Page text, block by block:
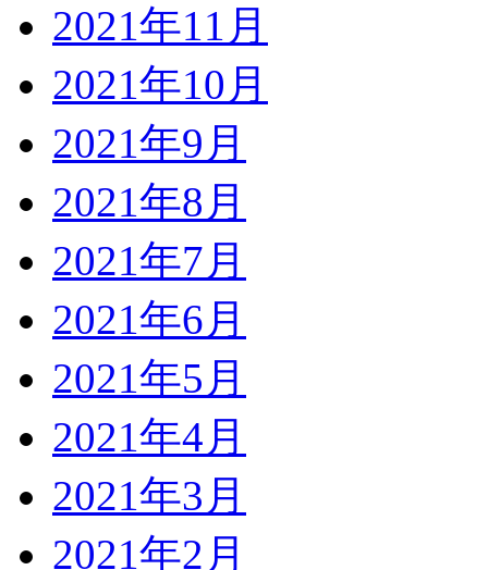
2021年11月
2021年10月
2021年9月
2021年8月
2021年7月
2021年6月
2021年5月
2021年4月
2021年3月
2021年2月